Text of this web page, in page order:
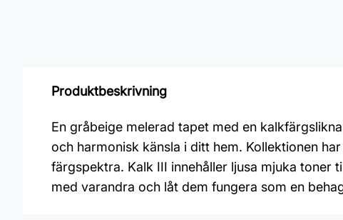
Produktbeskrivning
En gråbeige melerad tapet med en
och harmonisk känsla i ditt hem. Kollektionen
färgspektra. Kalk III innehåller ljusa mjuka
med varandra och låt dem fungera som en